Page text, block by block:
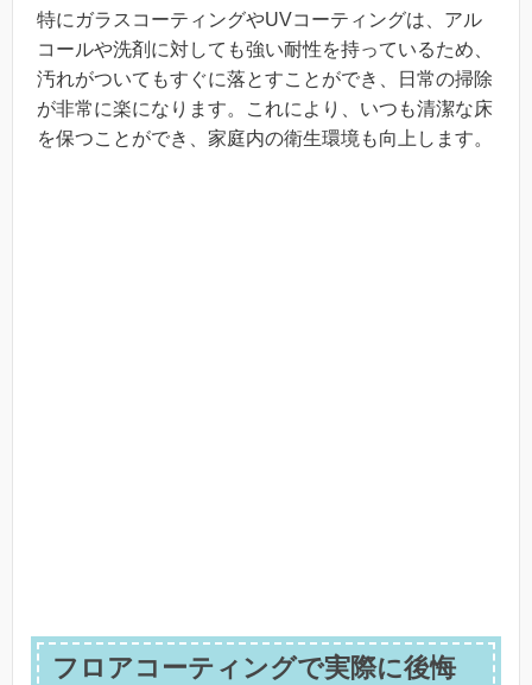
特にガラスコーティングやUVコーティングは、アル
コールや洗剤に対しても強い耐性を持っているため、
汚れがついてもすぐに落とすことができ、日常の掃除
が非常に楽になります。これにより、いつも清潔な床
を保つことができ、家庭内の衛生環境も向上します。
フロアコーティングで実際に後悔